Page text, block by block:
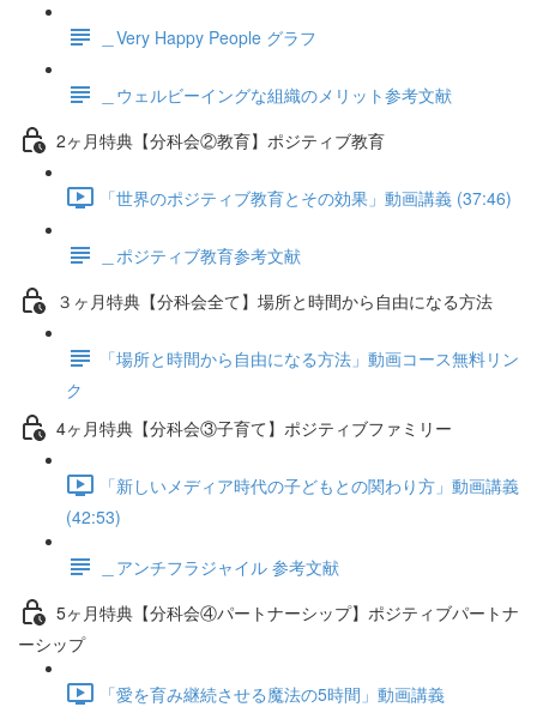
＿Very Happy People グラフ
＿ウェルビーイングな組織のメリット参考文献
2ヶ月特典【分科会②教育】ポジティブ教育
「世界のポジティブ教育とその効果」動画講義 (37:46)
＿ポジティブ教育参考文献
３ヶ月特典【分科会全て】場所と時間から自由になる方法
「場所と時間から自由になる方法」動画コース無料リン
ク
4ヶ月特典【分科会③子育て】ポジティブファミリー
「新しいメディア時代の子どもとの関わり方」動画講義
(42:53)
＿アンチフラジャイル 参考文献
5ヶ月特典【分科会④パートナーシップ】ポジティブパートナ
ーシップ
「愛を育み継続させる魔法の5時間」動画講義